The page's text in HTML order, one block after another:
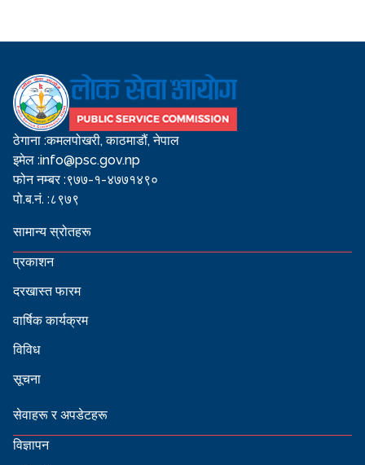
ठेगाना :कमलपोखरी, काठमाडौं, नेपाल
इमेल :info@psc.gov.np
फोन नम्बर :९७७-१-४७७१४९०
पो.ब.नं. :८९७९
सामान्य स्रोतहरू
प्रकाशन
दरखास्त फारम
वार्षिक कार्यक्रम
विविध
सूचना
सेवाहरू र अपडेटहरू
विज्ञापन